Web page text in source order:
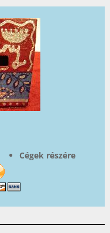
Cégek részére